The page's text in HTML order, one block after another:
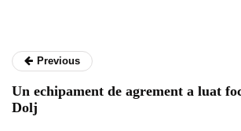
Previous
Un echipament de agrement a luat
Dolj